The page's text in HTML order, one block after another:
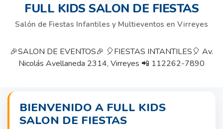
FULL KIDS SALON DE FIESTAS
Salón de Fiestas Infantiles y Multieventos en Virreyes
🎉SALON DE EVENTOS🎉 🎈FIESTAS INTANTILES🎈 Av.
Nicolás Avellaneda 2314, Virreyes 📲 112262-7890
BIENVENIDO A FULL KIDS
SALON DE FIESTAS